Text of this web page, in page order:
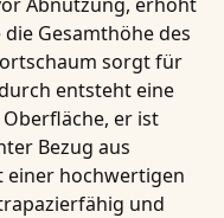
Abnutzung, erhöht
Gesamthöhe des
sorgt für
entsteht eine
er ist
Bezug aus
einer hochwertigen
und